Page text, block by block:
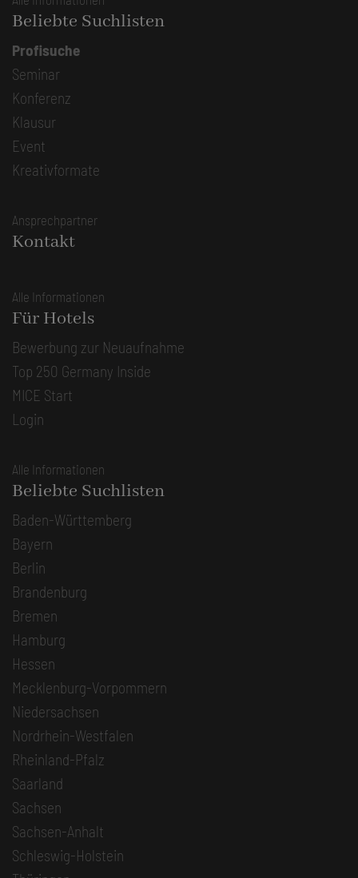
Beliebte Suchlisten
Profisuche
Seminar
Konferenz
Klausur
Event
Kreativformate
Ansprechpartner
Kontakt
Alle Informationen
Für Hotels
Bewerbung zur Neuaufnahme
Top 250 Germany Inside
MICE Start
Login
Alle Informationen
Beliebte Suchlisten
Baden-Württemberg
Bayern
Berlin
Brandenburg
Bremen
Hamburg
Hessen
Mecklenburg-Vorpommern
Niedersachsen
Nordrhein-Westfalen
Rheinland-Pfalz
Saarland
Sachsen
Sachsen-Anhalt
Schleswig-Holstein